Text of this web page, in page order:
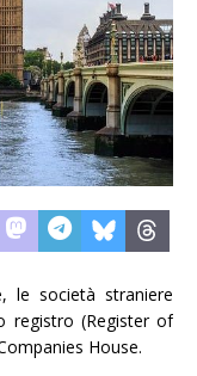
le società straniere
registro (Register of
House.